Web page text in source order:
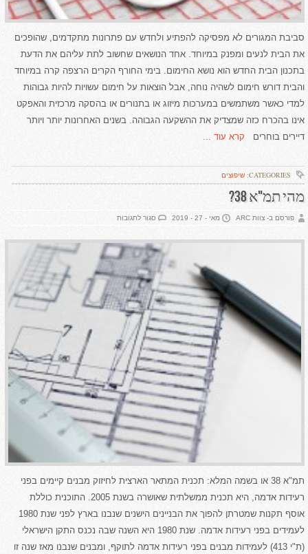
סביבת המגורים לא מפסיקה להפתיע ולחדש עם פתרונות מתקדמים, שהופכים
את הבית לנעים ומפנק במיוחד. אחד הנושאים שחשוב לתת עליהם את הדעת
בתכנון הבית החדש הוא נושא החימום. בימי החורף הקרים הרצפה קרה במיוחד
והבית דורש חימום לשהיה נוחה, אבל הוצאות על חימום עשויות להיות גבוהות
למדי כאשר משתמשים במערכות מיזוג או בתנורים או בהסקה מרכזית והאפקט
אינו בהכרח כזה שמצדיק את ההשקעה הגבוהה. בשנים האחרונות יותר ויותר
דיירים בוחרים קרא עוד ...
CATEGORIES: שיפוצים
מהי תמ"א 38?
פורסם ב- צוות ARC מאי - 27 - 2019 סגור לתגובותעל
38?
תמ"א 38 או בשמה המלא: תכנית המתאר הארצית לחיזוק מבנים קיימים בפני
רעידות אדמה, היא תכנית ממשלתית שאושרה בשנת 2005. התוכנית כוללת
אוסף תקנות שמטרתן להפוך את הבניינים הישנים שנבנו בארץ לפני שנת 1980
לעמידים בפני רעידות אדמה. שנת 1980 היא השנה שבה נכנס התקן הישראלי
(ת"י 413) לעמידות מבנים בפני רעידות אדמה לתוקף, ומבנים שנבנו מאז שנה זו